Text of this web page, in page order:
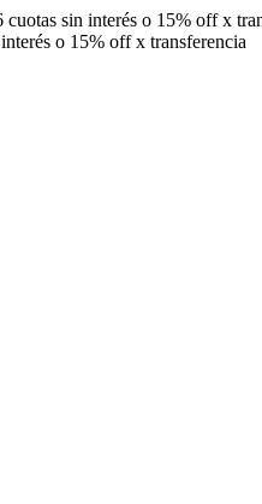
cuotas sin interés o 15% off x
o 15% off x transferencia